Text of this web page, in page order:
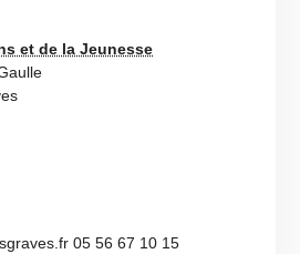
et de la Jeunesse
05 56 67 10 15